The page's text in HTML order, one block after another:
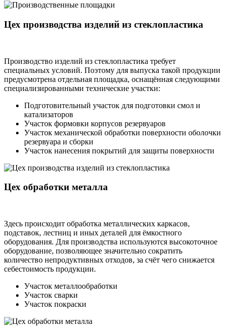
Цех производства изделий из стеклопластика
Производство изделий из стеклопластика требует
специальных условий. Поэтому для выпуска такой продукции
предусмотрена отдельная площадка, оснащённая следующими
специализированными технические участки:
Подготовительный участок для подготовки смол и
катализаторов
Участок формовки корпусов резервуаров
Участок механической обработки поверхности оболочки
резервуара и сборки
Участок нанесения покрытий для защиты поверхности
Цех обработки металла
Здесь происходит обработка металлических каркасов,
подставок, лестниц и иных деталей для ёмкостного
оборудования. Для производства используются высокоточное
оборудование, позволяющее значительно сократить
количество непродуктивных отходов, за счёт чего снижается
себестоимость продукции.
Участок металлообработки
Участок сварки
Участок покраски